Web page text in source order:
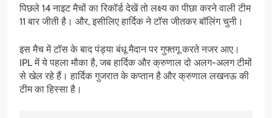
पिछले 14 नाइट मैचों का रिकॉर्ड देखें तो लक्ष्य का पीछा करने वाली टीम
11 बार जीती है। और, इसीलिए हार्दिक ने टॉस जीतकर बॉलिंग चुनी।
इस मैच में टॉस के बाद पंड्या बंधू मैदान पर गुफ्तगू करते नजर आए।
IPL में ये पहला मौका है, जब हार्दिक और क्रुणाल दो अलग-अलग टीमों
से खेल रहे हैं। हार्दिक गुजरात के कप्तान है और क्रुणाल लखनऊ की
टीम का हिस्सा है।